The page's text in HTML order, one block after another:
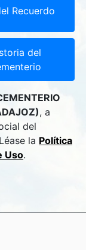
Recuerdo
del
, a
del
la Política
Uso.